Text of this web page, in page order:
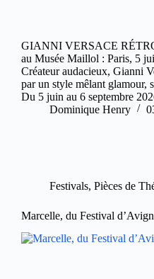
GIANNI VERSACE
au Musée Maillol : Paris, 5
Créateur audacieux, Gianni
par un style mêlant glamour,
Du 5 juin au 6 septembre
Dominique Henry
Festivals, Pièces de
Marcelle, du Festival